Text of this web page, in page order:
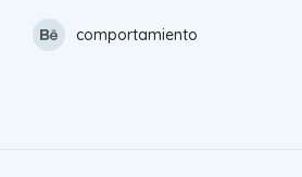
comportamiento